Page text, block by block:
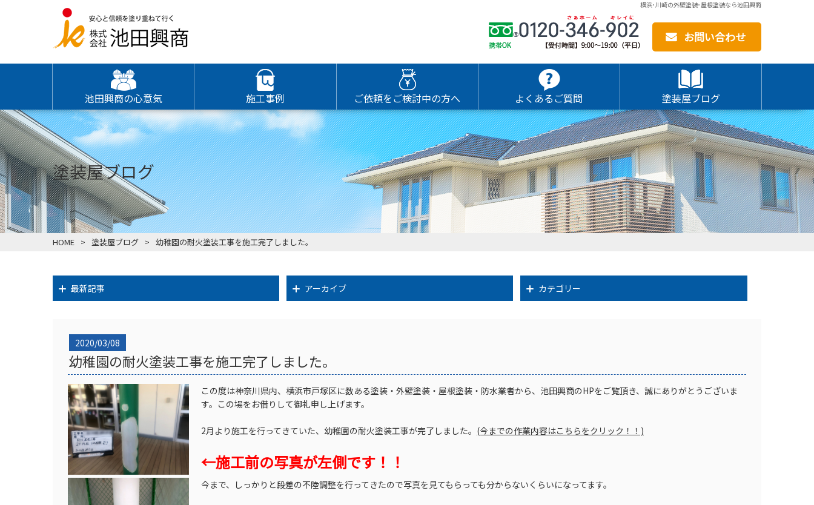
横浜･川崎の外壁塗装･屋根塗装なら池田興商
お問い合わせ
池田興商の心意気 施工事例 ご依頼をご検討中の方へ よくあるご質問 塗装屋ブログ
塗装屋ブログ
HOME 塗装屋ブログ 幼稚園の耐火塗装工事を施工完了しました。
最新記事 アーカイブ カテゴリー
2020/03/08
幼稚園の耐火塗装工事を施工完了しました。
この度は神奈川県内、横浜市戸塚区に数ある塗装・外壁塗装・屋根塗装・防水業者から、池田興商のHPをご覧頂き、誠にありがとうございま
す。この場をお借りして御礼申し上げます。
2月より施工を行ってきていた、幼稚園の耐火塗装工事が完了しました。 (今までの作業内容はこちらをクリック！！)
←施工前の写真が左側です！！
今まで、しっかりと段差の不陸調整を行ってきたので写真を見てもらっても分からないくらいになってます。